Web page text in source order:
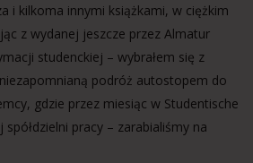
i kilkoma innymi książkami, w ciężkim
z wydanej jeszcze przez Almatur
studenckiej – wybrałem się z
podróż autostopem do
gdzie przez miesiąc w Studentische
pracy – zarabialiśmy na